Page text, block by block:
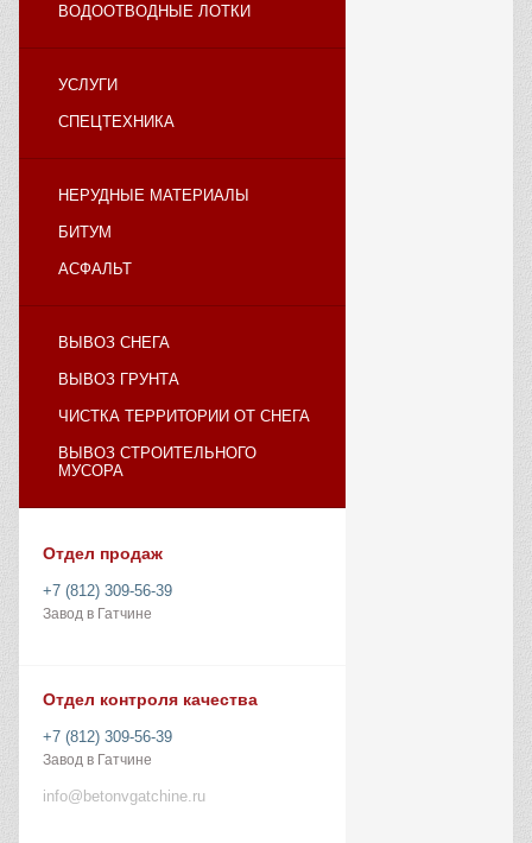
ВОДООТВОДНЫЕ ЛОТКИ
УСЛУГИ
СПЕЦТЕХНИКА
НЕРУДНЫЕ МАТЕРИАЛЫ
БИТУМ
АСФАЛЬТ
ВЫВОЗ СНЕГА
ВЫВОЗ ГРУНТА
ЧИСТКА ТЕРРИТОРИИ ОТ СНЕГА
ВЫВОЗ СТРОИТЕЛЬНОГО
МУСОРА
Отдел продаж
+7 (812) 309-56-39
Завод в Гатчине
Отдел контроля качества
+7 (812) 309-56-39
Завод в Гатчине
info@betonvgatchine.ru